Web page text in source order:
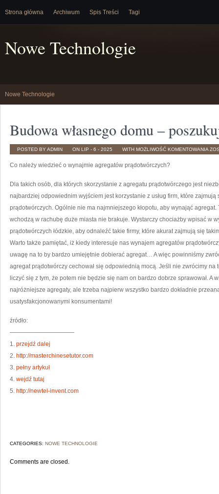
Strona główna Archiwum Spis Treści Tagi
Nowe Technologie
Nowe Technologie
Budowa własnego domu –
POSTED BY ADMIN ON LIP - 6 - 2025 WITH MOŻLIWOŚĆ KOMENTOWANIA
Co należy wiedzieć o wynajmie agregatów prądotwórczych?
Dla takich osób, dla których skorzystanie z agregatu prądotwórczego jest
najbardziej odpowiednim wyjściem jest korzystanie z usług firm, które
prądotwórczych. Ogólnie nie ma najmniejszego kłopotu, aby wynająć
wchodzą w rachubę duże miasta nie brakuje. Wystarczy chociażby wpisać w
prądotwórczych łódzkie, aby odnaleźć takie firmy, które akurat zajmują się
Warto także pamiętać, iż kiedy interesuje nas wynajem agregatów
uwagę na to by bardzo umiejętnie dobierać agregat… A więc powinniśmy
agregat prądotwórczy cechował się odpowiednią mocą. Jeśli nie zwrócimy
liczyć się z tym, że potem nie będzie się nam on bardzo dobrze sprawował. A
najróżniejsze agregaty, ale trzeba najpierw wszystko bardzo dokładnie
usatysfakcjonowanymi konsumentami!
źródło:
———————————
1. przejdź dalej
2. http://masterchinesetutor.com
3. pełny artykuł
4. wejdź tutaj
5. http://newtel-invent.com
CATEGORIES: NOWE TECHNOLOGIE
Comments are closed.